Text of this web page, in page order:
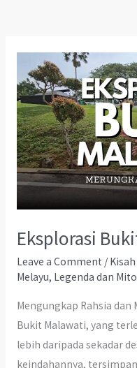
Eksplorasi
Leave a Comment /
Melayu, Legenda dan
Mengungkap Rahsia
Bukit Malawati, yang
lebih daripada sekadar
keindahannya,